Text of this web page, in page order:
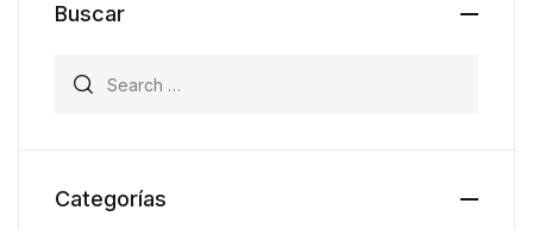
Buscar
Categorías